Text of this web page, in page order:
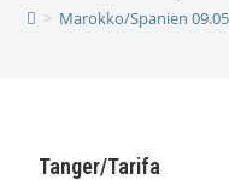
> Marokko/Spanien
Tanger/Tarifa